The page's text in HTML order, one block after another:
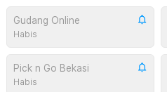
Gudang Online
Habis
Pick n Go Bekasi
Habis